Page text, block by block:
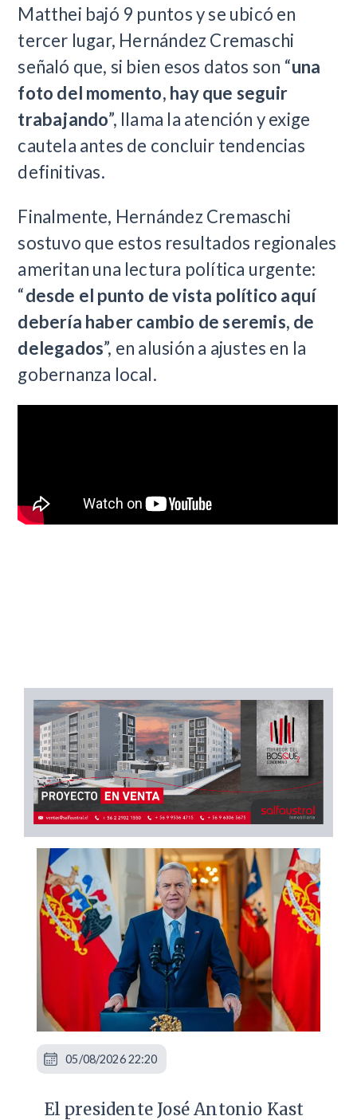
Matthei bajó 9 puntos y se ubicó en
tercer lugar, Hernández Cremaschi
señaló que, si bien esos datos son “una
foto del momento, hay que seguir
trabajando”, llama la atención y exige
cautela antes de concluir tendencias
definitivas.
​Finalmente, Hernández Cremaschi
sostuvo que estos resultados regionales
ameritan una lectura política urgente:
“desde el punto de vista político aquí
debería haber cambio de seremis, de
delegados”, en alusión a ajustes en la
gobernanza local.
El presidente José Antonio Kast
05/08/2026 22:20